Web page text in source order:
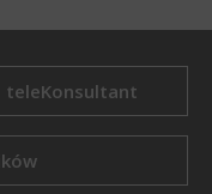
teleKonsultant